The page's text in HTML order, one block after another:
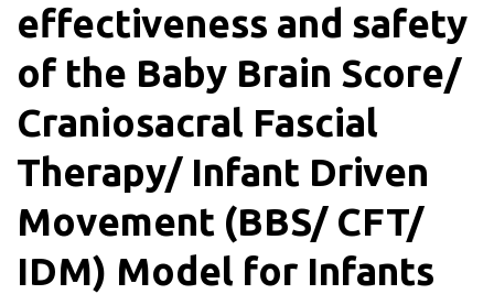
effectiveness and safety
of the Baby Brain Score/
Craniosacral Fascial
Therapy/ Infant Driven
Movement (BBS/ CFT/
IDM) Model for Infants